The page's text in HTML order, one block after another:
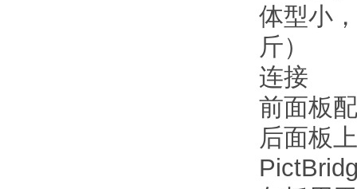
体型小
斤）
连接
前面板
后面板